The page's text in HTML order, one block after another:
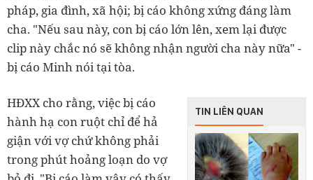
pháp, gia đình, xã hội; bị cáo không xứng đáng làm
cha. "Nếu sau này, con bị cáo lớn lên, xem lại được
clip này chắc nó sẽ không nhận người cha này nữa" -
bị cáo Minh nói tại tòa.
TIN LIÊN QUAN
HĐXX cho rằng, việc bị cáo
hành hạ con ruột chỉ để hả
giận với vợ chứ không phải
trong phút hoảng loạn do vợ